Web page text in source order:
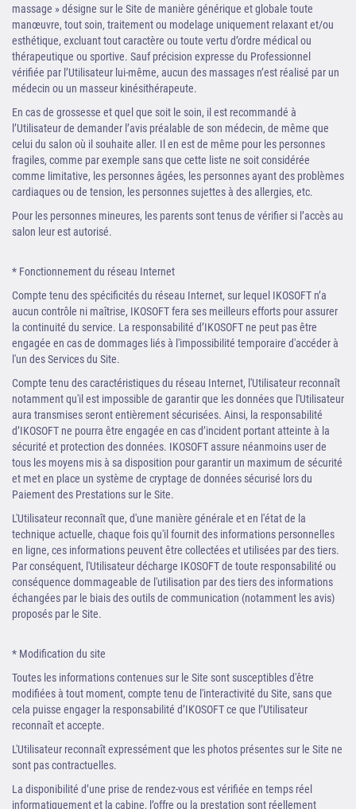
massage » désigne sur le Site de manière générique et globale toute
manœuvre, tout soin, traitement ou modelage uniquement relaxant et/ou
esthétique, excluant tout caractère ou toute vertu d’ordre médical ou
thérapeutique ou sportive. Sauf précision expresse du Professionnel
vérifiée par l’Utilisateur lui-même, aucun des massages n’est réalisé par un
médecin ou un masseur kinésithérapeute.
En cas de grossesse et quel que soit le soin, il est recommandé à
l’Utilisateur de demander l’avis préalable de son médecin, de même que
celui du salon où il souhaite aller. Il en est de même pour les personnes
fragiles, comme par exemple sans que cette liste ne soit considérée
comme limitative, les personnes âgées, les personnes ayant des problèmes
cardiaques ou de tension, les personnes sujettes à des allergies, etc.
Pour les personnes mineures, les parents sont tenus de vérifier si l’accès au
salon leur est autorisé.
* Fonctionnement du réseau Internet
Compte tenu des spécificités du réseau Internet, sur lequel IKOSOFT n’a
aucun contrôle ni maîtrise, IKOSOFT fera ses meilleurs efforts pour assurer
la continuité du service. La responsabilité d’IKOSOFT ne peut pas être
engagée en cas de dommages liés à l'impossibilité temporaire d'accéder à
l'un des Services du Site.
Compte tenu des caractéristiques du réseau Internet, l'Utilisateur reconnaît
notamment qu'il est impossible de garantir que les données que l'Utilisateur
aura transmises seront entièrement sécurisées. Ainsi, la responsabilité
d’IKOSOFT ne pourra être engagée en cas d’incident portant atteinte à la
sécurité et protection des données. IKOSOFT assure néanmoins user de
tous les moyens mis à sa disposition pour garantir un maximum de sécurité
et met en place un système de cryptage de données sécurisé lors du
Paiement des Prestations sur le Site.
L'Utilisateur reconnaît que, d'une manière générale et en l'état de la
technique actuelle, chaque fois qu'il fournit des informations personnelles
en ligne, ces informations peuvent être collectées et utilisées par des tiers.
Par conséquent, l'Utilisateur décharge IKOSOFT de toute responsabilité ou
conséquence dommageable de l'utilisation par des tiers des informations
échangées par le biais des outils de communication (notamment les avis)
proposés par le Site.
* Modification du site
Toutes les informations contenues sur le Site sont susceptibles d'être
modifiées à tout moment, compte tenu de l'interactivité du Site, sans que
cela puisse engager la responsabilité d’IKOSOFT ce que l’Utilisateur
reconnaît et accepte.
L'Utilisateur reconnaît expressément que les photos présentes sur le Site ne
sont pas contractuelles.
La disponibilité d’une prise de rendez-vous est vérifiée en temps réel
informatiquement et la cabine, l’offre ou la prestation sont réellement